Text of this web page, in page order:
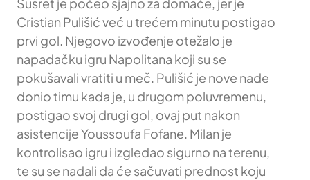
Cristian Pulišić već u trećem minutu postigao
prvi gol. Njegovo izvođenje otežalo je
napadačku igru Napolitana koji su se
pokušavali vratiti u meč. Pulišić je nove nade
donio timu kada je, u drugom poluvremenu,
postigao svoj drugi gol, ovaj put nakon
asistencije Youssoufa Fofane. Milan je
kontrolisao igru i izgledao sigurno na terenu,
te su se nadali da će sačuvati prednost koju